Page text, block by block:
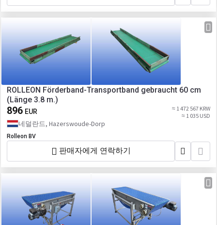
ROLLEON Förderband-Transportband gebraucht 60 cm
(Länge 3.8 m.)
896 EUR
≈ 1 472 567 KRW
≈ 1 035 USD
네덜란드, Hazerswoude-Dorp
Rolleon BV
판매자에게 연락하기